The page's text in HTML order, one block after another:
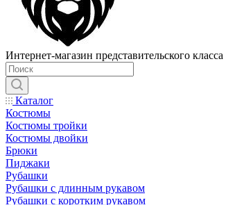
Интернет-магазин представительского класса
Каталог
Костюмы
Костюмы тройки
Костюмы двойки
Брюки
Пиджаки
Рубашки
Рубашки с длинным рукавом
Рубашки с коротким рукавом